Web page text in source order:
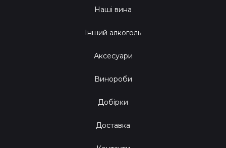
Наші вина
Інший алкоголь
Аксесуари
Винороби
Добірки
Доставка